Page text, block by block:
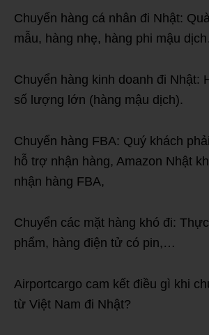
Chuyển hàng cá nhân đi Nhật:
mẫu, hàng nhẹ, hàng phi mậu
Chuyển hàng kinh doanh đi Nhật:
số lượng lớn (hàng mậu dịch).
Chuyển hàng FBA: Quý khách
hỗ trợ nhận hàng, Amazon Nhật
nhận hàng FBA,
Chuyển các mặt hàng khó đi:
phẩm, hàng điện tử có pin,…
Airportcargo cam kết điều gì khi
từ Việt Nam đi Nhật?